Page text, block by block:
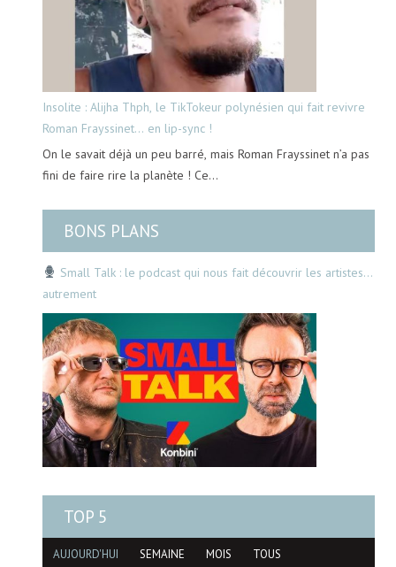
Insolite : Alijha Thph, le TikTokeur polynésien qui fait revivre
Roman Frayssinet… en lip-sync !
On le savait déjà un peu barré, mais Roman Frayssinet n’a pas
fini de faire rire la planète ! Ce…
BONS PLANS
Small Talk : le podcast qui nous fait découvrir les artistes…
autrement
TOP 5
AUJOURD'HUI SEMAINE MOIS TOUS